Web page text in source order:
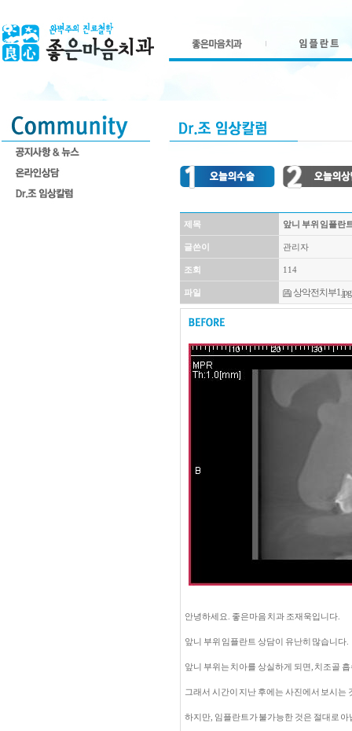
제목 앞니 부위 임플란
글쓴이 관리자
조회 114
파일 상악전치부1.jpg
안녕하세요. 좋은마음 치과 조재욱입니다.
앞니 부위 임플란트 상담이 유난히 많습니다.
앞니 부위는 치아를 상실하게 되면, 치조골
그래서 시간이 지난 후에는 사진에서 보시
하지만, 임플란트가 불가능한 것은 절대로 아